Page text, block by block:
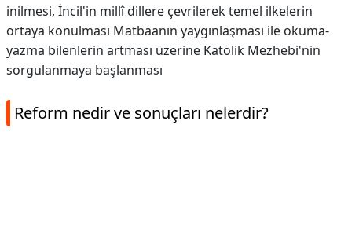
inilmesi, İncil'in millî dillere çevrilerek temel ilkelerin
ortaya konulması Matbaanın yaygınlaşması ile okuma-
yazma bilenlerin artması üzerine Katolik Mezhebi'nin
sorgulanmaya başlanması
Reform nedir ve sonuçları nelerdir?